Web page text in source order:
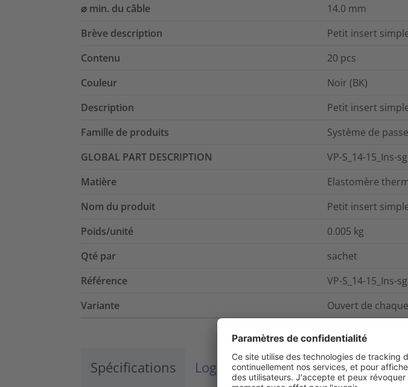
⌀ min. du câble
14.0 mm
Brève description
Petit insert
Contenu
20 pcs
Couleur
Noir (BK)
Description
Petit insert
Famille de produits
Système de
GLOBAL PART DESCRIPTION
VP-S_14-15_Ins-
Matière
Elastomère
Nom du produit
Petit insert
Poids/unité
0.005 kg
Qté par
sachet
Référence
VP-S_14-15_Ins-
Variante
Ouvert de
Spécifications Logistique et emballage Pour